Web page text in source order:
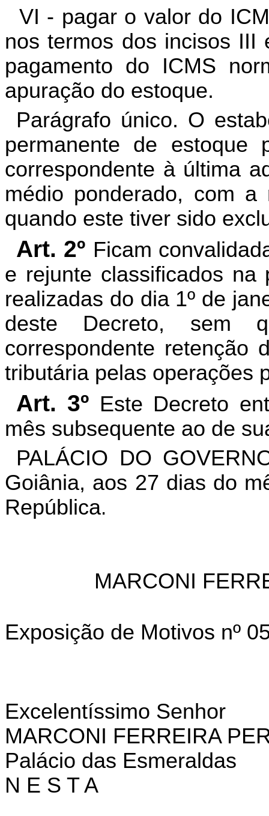
VI - pagar o valor do
nos termos dos incisos III
pagamento do ICMS
apuração do estoque.
Parágrafo único. O
permanente de estoque
correspondente à última
médio ponderado, com
quando este tiver sido
Art. 2º Ficam
e rejunte classificados na
realizadas do dia 1º de
deste Decreto, sem
correspondente retenção
tributária pelas operações
Art. 3º Este Decreto
mês subsequente ao de
PALÁCIO DO
Goiânia, aos 27 dias do
República.
MARCONI
Exposição de Motivos nº
Excelentíssimo Senhor
MARCONI FERREIRA
Palácio das Esmeraldas
N E S T A